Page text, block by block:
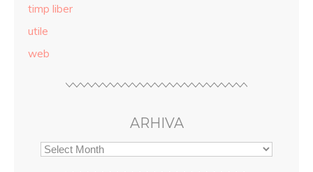
timp liber
utile
web
ARHIVA